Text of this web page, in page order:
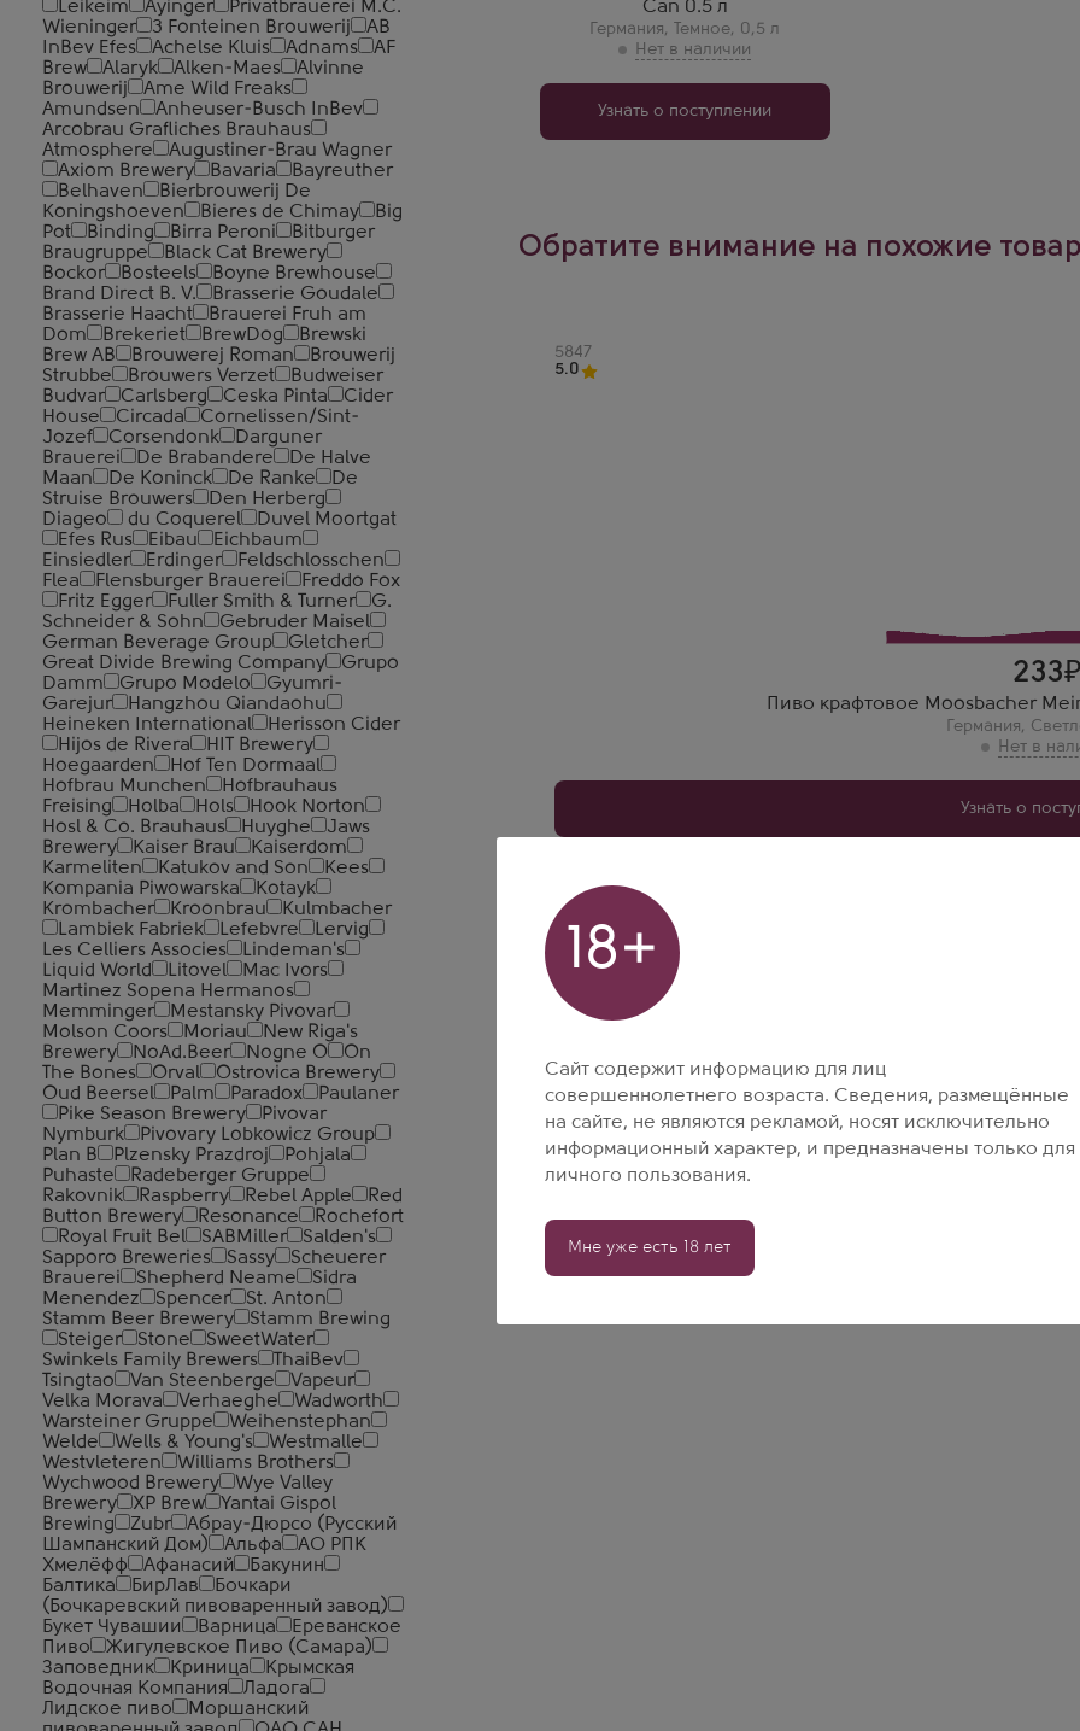
Leikeim
Ayinger
Privatbrauerei M.C.
Wieninger
3 Fonteinen Brouwerij
AB
InBev Efes
Achelse Kluis Adnams
AF
Brew
Alaryk Alken-Maes
Alvinne
Brouwerij
Ame Wild Freaks
Amundsen
Anheuser-Busch InBev
Arcobrau Grafliches Brauhaus
Atmosphere
Augustiner-Brau Wagner
Axiom Brewery
Bavaria
Bayreuther
Belhaven
Bierbrouwerij De
Koningshoeven
Bieres de Chimay
Big
Pot
Binding Birra Peroni
Bitburger
Braugruppe
Black Cat Brewery
Bockor
Bosteels
Boyne Brewhouse
Brand Direct B. V.
Brasserie Goudale
Brasserie Haacht
Brauerei Fruh am
Dom
Brekeriet BrewDog
Brewski
Brew AB
Brouwerej Roman
Brouwerij
Strubbe
Brouwers Verzet
Budweiser
Budvar
Carlsberg Ceska Pinta
Cider
House
Circada
Cornelissen/Sint-
Jozef
Corsendonk
Darguner
Brauerei
De Brabandere
De Halve
Maan
De Koninck De Ranke
De
Struise Brouwers
Den Herberg
Diageo
du Coquerel
Duvel Moortgat
Efes Rus
Eibau
Eichbaum
Einsiedler
Erdinger
Feldschlosschen
Flea
Flensburger Brauerei
Freddo Fox
Fritz Egger
Fuller Smith & Turner
G.
Schneider & Sohn
Gebruder Maisel
German Beverage Group
Gletcher
Great Divide Brewing Company
Grupo
Damm
Grupo Modelo
Gyumri-
Garejur
Hangzhou Qiandaohu
Heineken International
Herisson Cider
Hijos de Rivera
HIT Brewery
Hoegaarden
Hof Ten Dormaal
Hofbrau Munchen
Hofbrauhaus
Freising
Holba Hols
Hook Norton
Hosl & Co. Brauhaus
Huyghe
Jaws
Brewery
Kaiser Brau
Kaiserdom
Karmeliten
Katukov and Son
Kees
Kompania Piwowarska
Kotayk
Krombacher
Kroonbrau
Kulmbacher
Lambiek Fabriek
Lefebvre
Lervig
Les Celliers Associes
Lindeman's
Liquid World
Litovel
Mac Ivors
Martinez Sopena Hermanos
Memminger
Mestansky Pivovar
Molson Coors
Moriau
New Riga's
Brewery
NoAd.Beer Nogne O
On
The Bones
Orval
Ostrovica Brewery
Oud Beersel
Palm Paradox
Paulaner
Pike Season Brewery
Pivovar
Nymburk
Pivovary Lobkowicz Group
Plan B
Plzensky Prazdroj
Pohjala
Puhaste
Radeberger Gruppe
Rakovnik
Raspberry Rebel Apple
Red
Button Brewery
Resonance
Rochefort
Royal Fruit Bel
SABMiller
Salden's
Sapporo Breweries
Sassy
Scheuerer
Brauerei
Shepherd Neame
Sidra
Menendez
Spencer
St. Anton
Stamm Beer Brewery
Stamm Brewing
Steiger
Stone
SweetWater
Swinkels Family Brewers
ThaiBev
Tsingtao
Van Steenberge
Vapeur
Velka Morava
Verhaeghe
Wadworth
Warsteiner Gruppe
Weihenstephan
Welde
Wells & Young's
Westmalle
Westvleteren
Williams Brothers
Wychwood Brewery
Wye Valley
Brewery
XP Brew
Yantai Gispol
Brewing
Zubr
Абрау-Дюрсо (Русский
Шампанский Дом)
Альфа
АО РПК
Хмелёфф
Афанасий
Бакунин
Балтика
БирЛав
Бочкари
(Бочкаревский пивоваренный завод)
Букет Чувашии
Варница
Ереванское
Пиво
Жигулевское Пиво (Самара)
Заповедник
Криница
Крымская
Водочная Компания
Ладога
Лидское пиво
Моршанский
Can 0.5 л
Германия, Темное, 0,5 л
Узнать о поступлении
Обратите внимание на похожие
Артикул
5847
5.0
233
Пиво крафтовое Moosbacher
Германия,
Узнать о
Продажи под контролем ЕГАИС
Нужно купить пиво Темный Лагер Германия в Москве? В
Выбрать винотеку
м. Октябрьское Поле
м. Курская
ул. Земляной Вал, д. 24/30, стр. 1
м. Одинцово
б-р Любы Новосёловой, д. 13
18+
Сайт содержит информацию для лиц
совершеннолетнего возраста. Сведения, размещённые
на сайте, не являются рекламой, носят исключительно
информационный характер, и предназначены только для
личного пользования.
Мне уже есть 18 лет